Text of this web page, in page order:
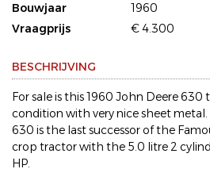
Bouwjaar
1960
Vraagprijs
€ 4.300
BESCHRIJVING
For sale is this 1960 John Deere 630
condition with very nice sheet metal.
630 is the last successor of the
crop tractor with the 5.0 litre 2
HP.